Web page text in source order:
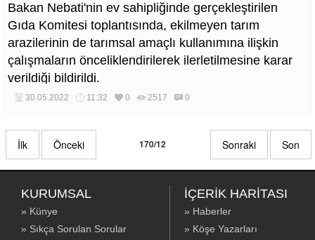
Bakan Nebati'nin ev sahipliğinde gerçekleştirilen
Gıda Komitesi toplantısında, ekilmeyen tarım
arazilerinin de tarımsal amaçlı kullanımına ilişkin
çalışmaların önceliklendirilerek ilerletilmesine karar
verildiği bildirildi.
30.05.2022 11:32 0 2517 0
İlk Önceki 170/12 Sonraki Son
KURUMSAL
» Künye
» Sıkça Sorulan Sorular
İÇERİK HARİTASI
» Haberler
» Köşe Yazarları